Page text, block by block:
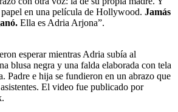
en una película de Hollywood. Jamás
Ella es Adria Arjona”.
esperar mientras Adria subía al
blusa negra y una falda elaborada con tela
Padre e hija se fundieron en un abrazo que
El video fue publicado por